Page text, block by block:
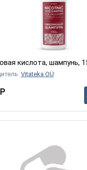
кислота, шампунь,
Vitateka OÜ